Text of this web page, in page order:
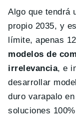
Algo que tendrá
propio 2035, y
límite, apenas
modelos de
irrelevancia, e
desarrollar
duro varapalo
soluciones